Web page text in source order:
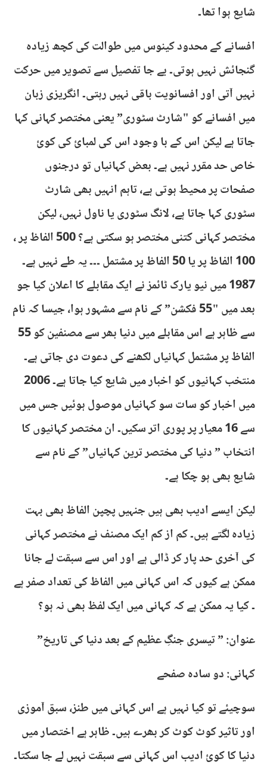
شایع ہوا تھا۔
افسانے کے محدود کینوس میں طوالت کی کچھ زیادہ
گنجائش نہیں ہوتی۔ بے جا تفصیل سے تصویر میں حرکت
نہیں آتی اور افسانویت باقی نہیں رہتی۔ انگریزی زبان
میں افسانے کو "شارٹ سٹوری” یعنی مختصر کہانی کہا
جاتا ہے لیکن اس کے با وجود اس کی لمبائ کی کوئ
خاص حد مقرر نہیں ہے۔ بعض کہانیاں تو درجنوں
صفحات پر محیط ہوتی ہے، تاہم انہیں بھی شارٹ
سٹوری کہا جاتا ہے، لانگ سٹوری یا ناول نہیں، لیکن
مختصر کہانی کتنی مختصر ہو سکتی ہے؟ 500 الفاظ پر ،
100 الفاظ پر یا 50 الفاظ پر مشتمل ۔۔۔ یہ طے نہیں ہے۔
1987 میں نیو یارک ٹائمز نے ایک مقابلے کا اعلان کیا جو
بعد میں "55 فکشن” کے نام سے مشہور ہوا، جیسا کہ نام
سے ظاہر ہے اس مقابلے میں دنیا بھر سے مصنفین کو 55
الفاظ پر مشتمل کہانیاں لکھنے کی دعوت دی جاتی ہے۔
منتخب کہانیوں کو اخبار میں شایع کیا جاتا ہے۔ 2006
میں اخبار کو سات سو کہانیاں موصول ہوئیں جس میں
سے 16 معیار پر پوری اتر سکیں۔ ان مختصر کہانیوں کا
انتخاب ” دنیا کی مختصر ترین کہانیاں” کے نام سے
شایع بھی ہو چکا ہے۔
لیکن ایسے ادیب بھی ہیں جنہیں پچپن الفاظ بھی بہت
زیادہ لگتے ہیں۔ کم از کم ایک مصنف نے مختصر کہانی
کی آخری حد پار کر ڈالی ہے اور اس سے سبقت لے جانا
ممکن ہے کیوں کہ اس کہانی میں الفاظ کی تعداد صفر ہے
۔ کیا یہ ممکن ہے کہ کہانی میں ایک لفظ بھی نہ ہو؟
عنوان: ” تیسری جنگِ عظیم کے بعد دنیا کی تاریخ”
کہانی: دو سادہ صفحے
سوچیئے تو کیا نہیں ہے اس کہانی میں طنز، سبق آموزی
اور تاثیر کوٹ کوٹ کر بھرے ہیں۔ ظاہر ہے اختصار میں
دنیا کا کوئ ادیب اس کہانی سے سبقت نہیں لے جا سکتا۔